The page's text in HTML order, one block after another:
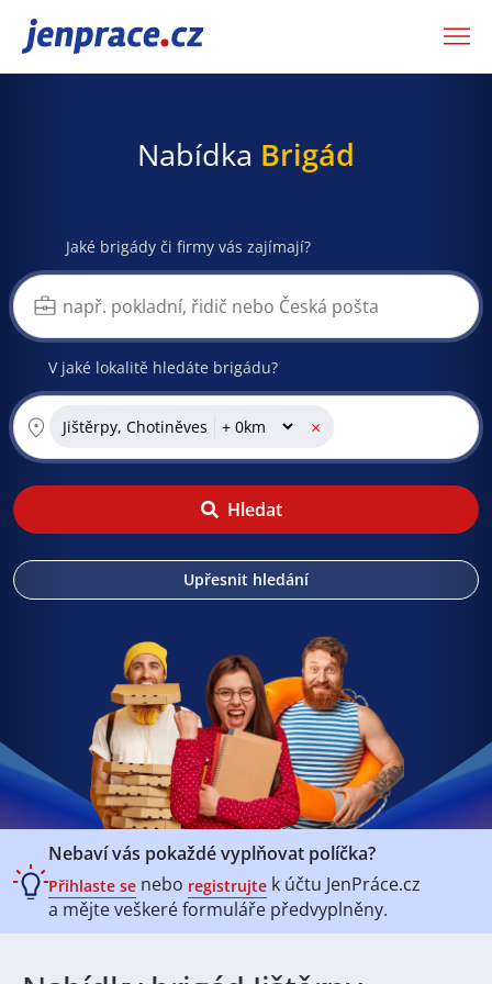
JenPráce.cz
Nabídka Brigád
Jaké brigády či firmy vás zajímají?
V jaké lokalitě hledáte brigádu?
Jištěrpy, Chotiněves ×
Hledat
Upřesnit hledání
Nebaví vás pokaždé vyplňovat políčka?
Přihlaste se nebo registrujte k účtu JenPráce.cz
a mějte veškeréformuláře předvyplněny.